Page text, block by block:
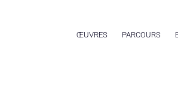
ŒUVRES PARCOURS